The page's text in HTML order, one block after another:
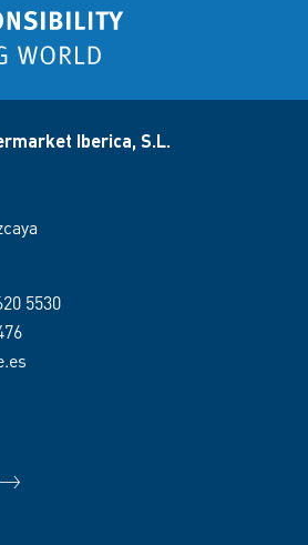
Iberica, S.L.
5530